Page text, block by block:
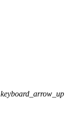
keyboard_arrow_up